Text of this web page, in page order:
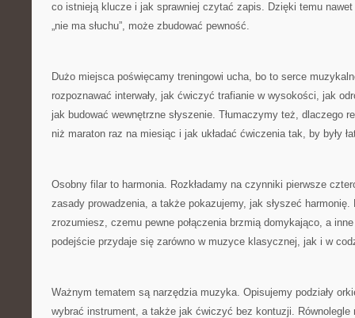
co istnieją klucze i jak sprawniej czytać zapis. Dzięki temu
„nie ma słuchu”, może zbudować pewność.
Dużo miejsca poświęcamy treningowi ucha, bo to serce
rozpoznawać interwały, jak ćwiczyć trafianie w wysokości, jak
jak budować wewnętrzne słyszenie. Tłumaczymy też, dlaczego
niż maraton raz na miesiąc i jak układać ćwiczenia tak, by były
Osobny filar to harmonia. Rozkładamy na czynniki pierwsze
zasady prowadzenia, a także pokazujemy, jak słyszeć harmonię.
zrozumiesz, czemu pewne połączenia brzmią domykająco, a
podejście przydaje się zarówno w muzyce klasycznej, jak i w
Ważnym tematem są narzędzia muzyka. Opisujemy podziały
wybrać instrument, a także jak ćwiczyć bez kontuzji. Równolegle